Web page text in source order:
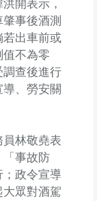
開表示，
事後酒測
出車前或
不為零
查後進行
、勞安關
林敬堯表
「事故防
政令宣導
大眾對酒駕